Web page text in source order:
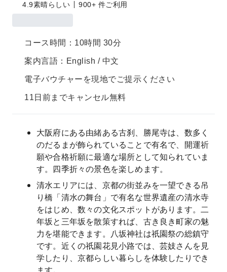
4.9素晴らしい 900+ 件ご利用
コース時間：10時間 30分
案内言語：English / 中文
電子バウチャーを現地でご提示ください
11日前までキャンセル無料
大阪府にある由緒ある古刹、勝尾寺は、数多く
のだるまが飾られていることで有名で、開運祈
願や合格祈願に最適な場所として知られていま
す。四季折々の景色を楽しめます。
清水エリアには、京都の街並みを一望できる吊
り橋「清水の舞台」で有名な世界遺産の清水寺
をはじめ、数々の文化スポットがあります。二
年坂と三年坂を散策すれば、古き良き町家の魅
力を堪能できます。八坂神社は祇園祭の総鎮守
です。近くの祇園花見小路では、芸妓さんを見
学したり、京都らしい暮らしを体験したりでき